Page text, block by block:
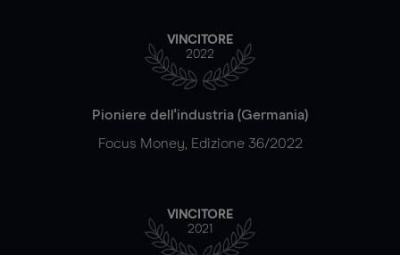
VINCITORE
2022
Pioniere dell'industria (Germania)
Focus Money, Edizione 36/2022
VINCITORE
2021